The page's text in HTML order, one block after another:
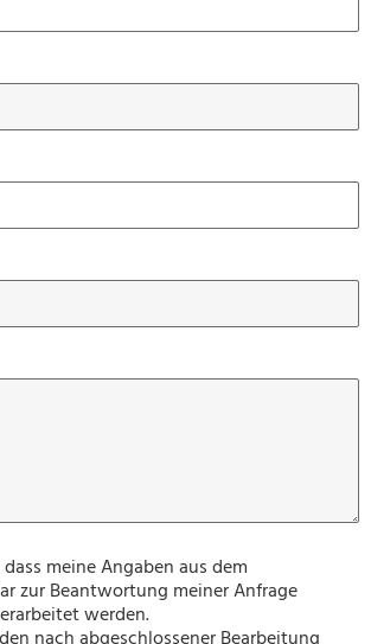
meine Angaben aus dem
zur Beantwortung meiner Anfrage
werden.